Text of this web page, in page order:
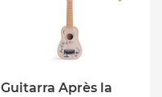
Guitarra Après la